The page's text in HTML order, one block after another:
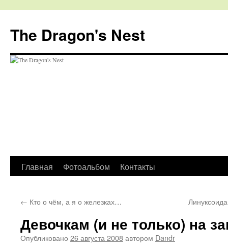
The Dragon's Nest
Перейти
содержимому
Главная Фотоальбом Контакты
← Кто о чём, а я о железках…
Девочкам (и не только) на
Опубликовано 26 августа 2008автором Dandr